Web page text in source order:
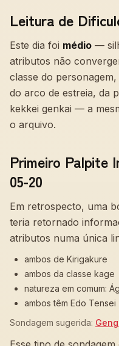
Leitura de
Este dia foi médio —
atributos não
classe do
do arco de estreia, da
kekkei genkai — a
o arquivo.
Primeiro Palpite
05-20
Em retrospecto, uma
teria retornado
atributos numa única
ambos de Kirigakure
ambos da classe kage
natureza em comum:
ambos têm Edo Tensei
Sondagem sugerida: